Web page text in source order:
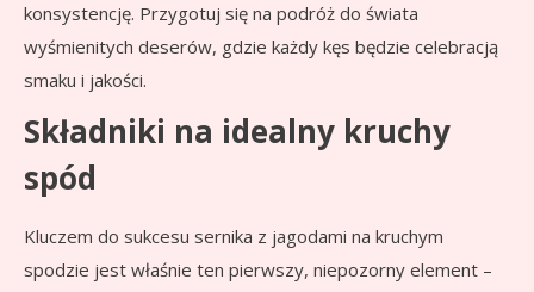
konsystencję. Przygotuj się na podróż do świata
wyśmienitych deserów, gdzie każdy kęs będzie celebracją
smaku i jakości.
Składniki na idealny kruchy
spód
Kluczem do sukcesu sernika z jagodami na kruchym
spodzie jest właśnie ten pierwszy, niepozorny element –